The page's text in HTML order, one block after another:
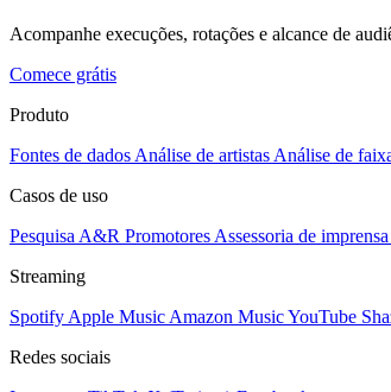
Acompanhe execuções, rotações e alcance de
Comece grátis
Produto
Fontes de dados Análise de artistas Análise de
Casos de uso
Pesquisa A&R Promotores Assessoria de imprensa
Streaming
Spotify Apple Music Amazon MusicYouTube
Redes sociais